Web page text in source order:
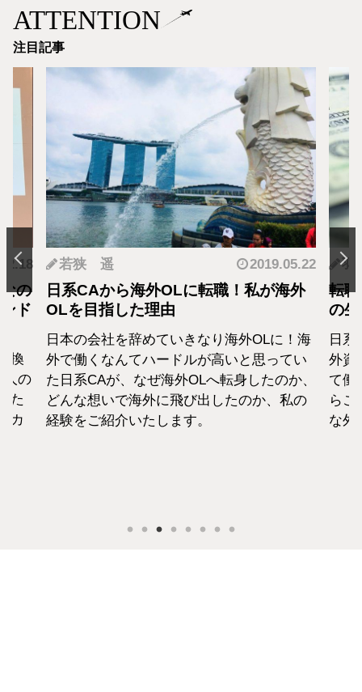
ATTENTION
注目記事
の
ド
換
人の
た
カ
若狭 遥 2019.05.22
日系CAから海外OLに転職！私が海外
OLを目指した理由
日本の会社を辞めていきなり海外OLに！海
外で働くなんてハードルが高いと思ってい
た日系CAが、なぜ海外OLへ転身したのか、
どんな想いで海外に飛び出したのか、私の
経験をご紹介いたします。
羽
転
の
日
外資
て働
らこ
な外